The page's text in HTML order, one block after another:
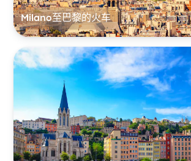
Milano至巴黎的火车